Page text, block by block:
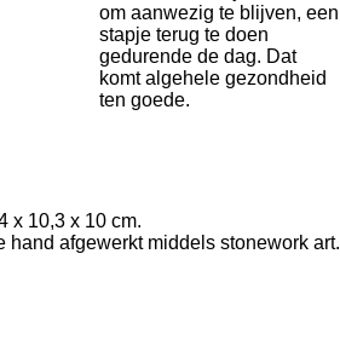
om aanwezig te blijven, een
stapje terug te doen
gedurende de dag. Dat
komt algehele gezondheid
ten goede.
x 10,3 x 10 cm.
hand afgewerkt middels stonework art.